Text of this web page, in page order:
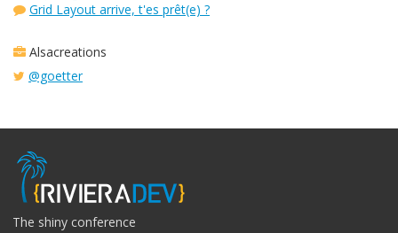
Grid Layout arrive, t'es prêt(e) ?
Alsacreations
@goetter
The shiny conference